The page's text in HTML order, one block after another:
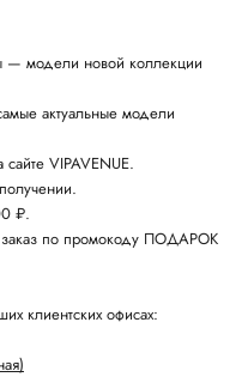
— модели новой коллекции
актуальные модели
VIPAVENUE.
₽.
заказ по промокоду ПОДАРОК
клиентских офисах: